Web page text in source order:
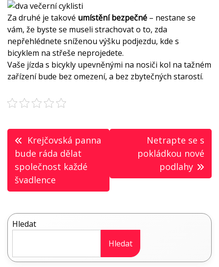
Za druhé je takové umístění bezpečné – nestane se
vám, že byste se museli strachovat o to, zda
nepřehlédnete sníženou výšku podjezdu, kde s
bicyklem na střeše neprojedete.
Vaše jízda s bicykly upevněnými na nosiči kol na tažném
zařízení bude bez omezení, a bez zbytečných starostí.
Navigace
pro
příspěvek
Krejčovská panna
bude ráda dělat
společnost každé
švadlence
Netrapte se s
pokládkou nové
podlahy
Hledat
Hledat